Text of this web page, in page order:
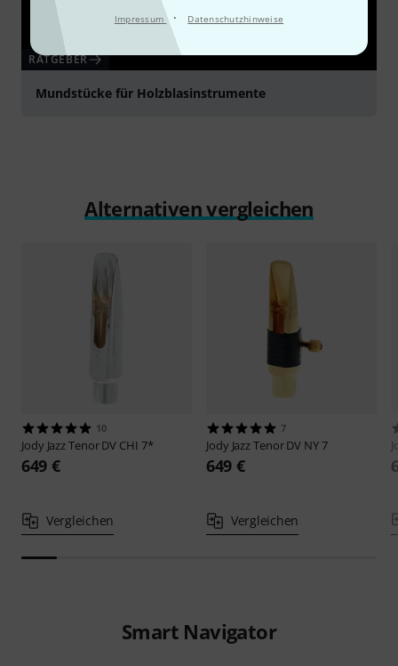
Impressum · Datenschutzhinweise
RATGEBER
Mundstücke für Holzblasinstrumente
Alternativen vergleichen
10
Jody JazzTenor DV CHI 7*
649 €
Vergleichen
7
Jody JazzTenor DV NY 7
649 €
Vergleichen
Smart Navigator